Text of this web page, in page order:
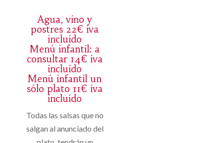
Agua, vino y
postres 22€ iva
incluído
Menú infantil: a
consultar 14€ iva
incluído
Menú infantil un
sólo plato 11€ iva
incluído
Todas las salsas que no
salgan al anunciado del